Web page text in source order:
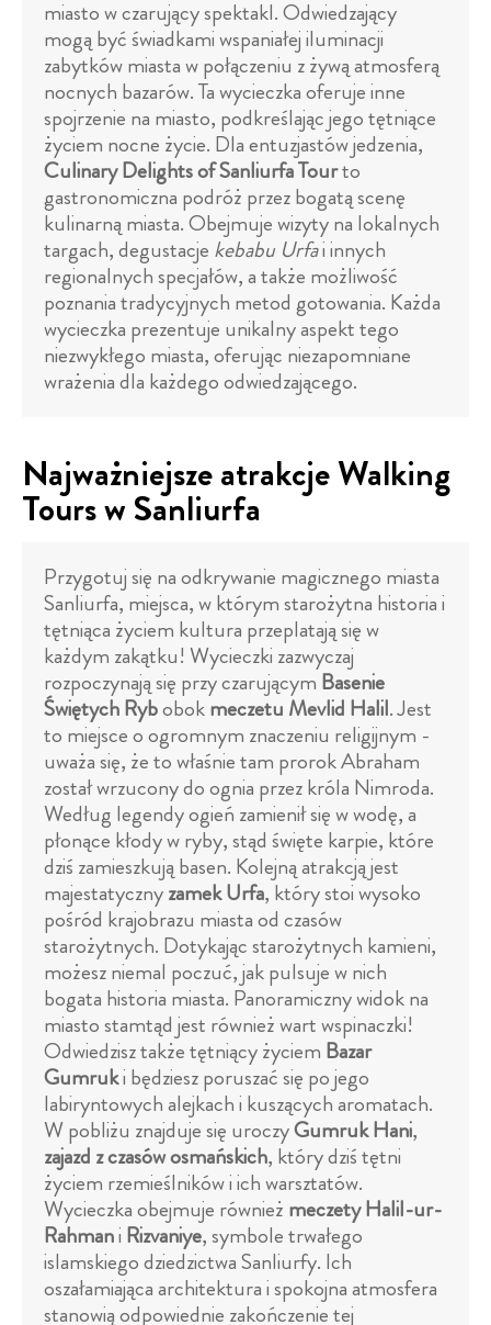
miasto w czarujący spektakl. Odwiedzający
mogą być świadkami wspaniałej iluminacji
zabytków miasta w połączeniu z żywą atmosferą
nocnych bazarów. Ta wycieczka oferuje inne
spojrzenie na miasto, podkreślając jego tętniące
życiem nocne życie. Dla entuzjastów jedzenia,
Culinary Delights of Sanliurfa Tourto
gastronomiczna podróż przez bogatą scenę
kulinarną miasta. Obejmuje wizyty na lokalnych
targach, degustacje kebabu Urfai innych
regionalnych specjałów, a także możliwość
poznania tradycyjnych metod gotowania. Każda
wycieczka prezentuje unikalny aspekt tego
niezwykłego miasta, oferując niezapomniane
wrażenia dla każdego odwiedzającego.
Najważniejsze atrakcje Walking
Tours w Sanliurfa
Przygotuj się na odkrywanie magicznego miasta
Sanliurfa, miejsca, w którym starożytna historia i
tętniąca życiem kultura przeplatają się w
każdym zakątku! Wycieczki zazwyczaj
rozpoczynają się przy czarującym Basenie
Świętych Rybobokmeczetu Mevlid Halil. Jest
to miejsce o ogromnym znaczeniu religijnym -
uważa się, że to właśnie tam prorok Abraham
został wrzucony do ognia przez króla Nimroda.
Według legendy ogień zamienił się w wodę, a
płonące kłody w ryby, stąd święte karpie, które
dziś zamieszkują basen. Kolejną atrakcją jest
majestatycznyzamek Urfa, który stoi wysoko
pośród krajobrazu miasta od czasów
starożytnych. Dotykając starożytnych kamieni,
możesz niemal poczuć, jak pulsuje w nich
bogata historia miasta. Panoramiczny widok na
miasto stamtąd jest również wart wspinaczki!
Odwiedzisz także tętniący życiem Bazar
Gumruki będziesz poruszać się po jego
labiryntowych alejkach i kuszących aromatach.
W pobliżu znajduje się uroczyGumruk Hani,
zajazd z czasów osmańskich, który dziś tętni
życiem rzemieślników i ich warsztatów.
Wycieczka obejmuje również meczetyHalil-ur-
Rahmani Rizvaniye, symbole trwałego
islamskiego dziedzictwa Sanliurfy. Ich
oszałamiająca architektura i spokojna atmosfera
stanowią odpowiednie zakończenie tej